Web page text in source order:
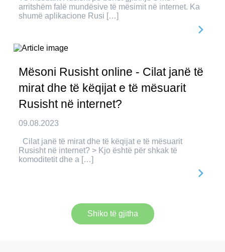
arritshëm falë mundësive të mësimit në internet. Ka
shumë aplikacione Rusi […]
Mësoni Rusisht online - Cilat janë të
mirat dhe të këqijat e të mësuarit
Rusisht në internet?
09.08.2023
Cilat janë të mirat dhe të këqijat e të mësuarit
Rusisht në internet? > Kjo është për shkak të
komoditetit dhe a […]
Shiko të gjitha